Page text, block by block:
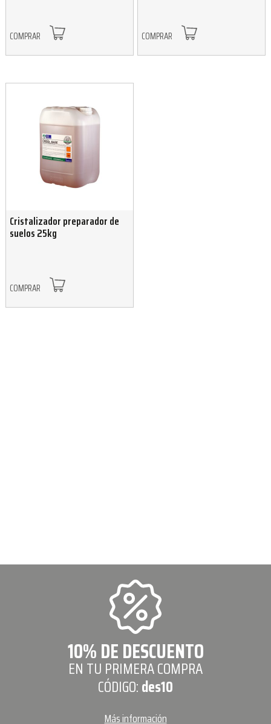
COMPRAR COMPRAR
Cristalizador preparador de
suelos 25kg
COMPRAR
10% DE DESCUENTO
EN TU PRIMERA COMPRA
CÓDIGO:des10
Más información